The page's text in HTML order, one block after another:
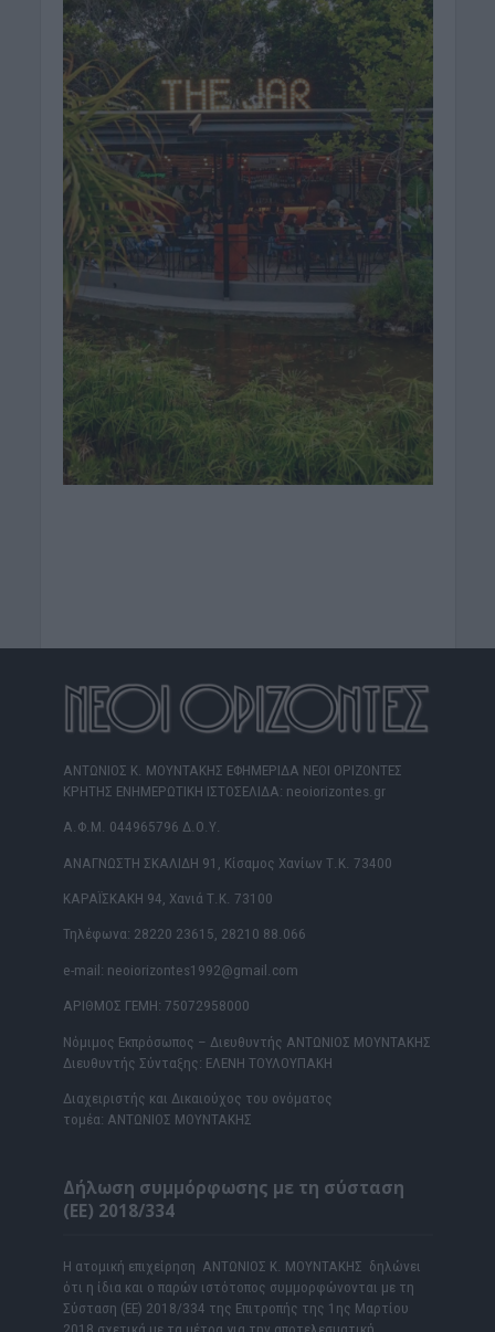
ΑΝΤΩΝΙΟΣ Κ. ΜΟΥΝΤΑΚΗΣ ΕΦΗΜΕΡΙΔΑ ΝΕΟΙ ΟΡΙΖΟΝΤΕΣ
ΚΡΗΤΗΣ ΕΝΗΜΕΡΩΤΙΚΗ ΙΣΤΟΣΕΛΙΔΑ: neoiorizontes.gr
Α.Φ.Μ. 044965796 Δ.Ο.Υ.
ΑΝΑΓΝΩΣΤΗ ΣΚΑΛΙΔΗ 91, Κίσαμος Χανίων Τ.Κ. 73400
ΚΑΡΑΪΣΚΑΚΗ 94, Χανιά Τ.Κ. 73100
Τηλέφωνα: 28220 23615, 28210 88.066
e-mail: neoiorizontes1992@gmail.com
ΑΡΙΘΜΟΣ ΓΕΜΗ: 75072958000
Νόμιμος Εκπρόσωπος – Διευθυντής ΑΝΤΩΝΙΟΣ ΜΟΥΝΤΑΚΗΣ
Διευθυντής Σύνταξης: ΕΛΕΝΗ ΤΟΥΛΟΥΠΑΚΗ
Διαχειριστής και Δικαιούχος του ονόματος
τομέα: ΑΝΤΩΝΙΟΣ ΜΟΥΝΤΑΚΗΣ
Δήλωση συμμόρφωσης με τη σύσταση
(ΕΕ) 2018/334
Η ατομική επιχείρηση ΑΝΤΩΝΙΟΣ Κ. ΜΟΥΝΤΑΚΗΣ δηλώνει
ότι η ίδια και ο παρών ιστότοπος συμμορφώνονται με τη
Σύσταση (ΕΕ) 2018/334 της Επιτροπής της 1ης Μαρτίου